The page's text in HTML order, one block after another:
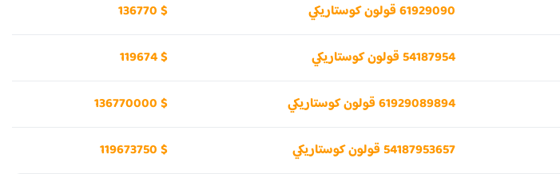
61929090 قولون كوستاريكي 136770 $
54187954 قولون كوستاريكي 119674 $
61929089894 قولون كوستاريكي 136770000 $
54187953657 قولون كوستاريكي 119673750 $